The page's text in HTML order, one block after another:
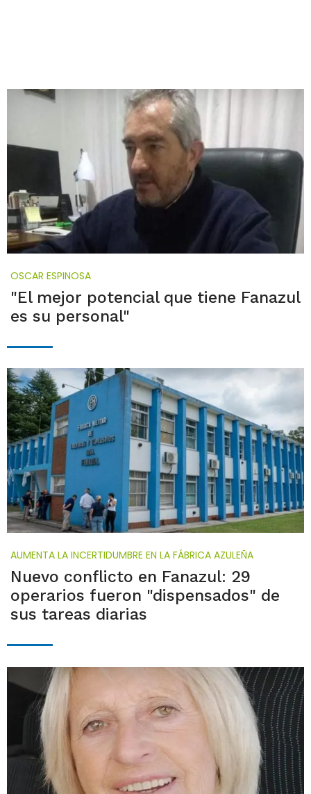
OSCAR ESPINOSA
"El mejor potencial que tiene Fanazul
es su personal"
AUMENTA LA INCERTIDUMBRE EN LA FÁBRICA AZULEÑA
Nuevo conflicto en Fanazul: 29
operarios fueron "dispensados" de
sus tareas diarias